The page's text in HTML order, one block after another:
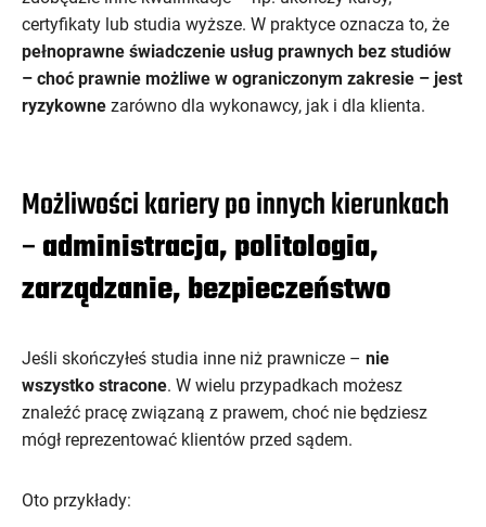
certyfikaty lub studia wyższe. W praktyce oznacza to, że
pełnoprawne świadczenie usług prawnych bez studiów
– choć prawnie możliwe w ograniczonym zakresie – jest
ryzykowne zarówno dla wykonawcy, jak i dla klienta.
Możliwości kariery po innych kierunkach
–administracja, politologia,
zarządzanie, bezpieczeństwo
Jeśli skończyłeś studia inne niż prawnicze – nie
wszystko stracone. W wielu przypadkach możesz
znaleźć pracę związaną z prawem, choć nie będziesz
mógł reprezentować klientów przed sądem.
Oto przykłady: